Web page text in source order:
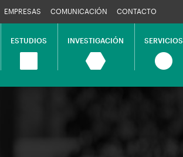
EMPRESAS COMUNICACIÓN CONTACTO
Navegació
ESTUDIOS INVESTIGACIÓN SERVICIOS